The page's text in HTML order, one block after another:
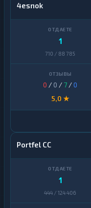
4esnok
1
710 / 88 785
0 / 0 / 7 /0
5,0 ★
Portfel CC
1
444 / 124 406